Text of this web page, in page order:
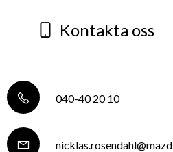
Kontakta oss
040-40 20 10
nicklas.rosendahl@mazdacenter.nu